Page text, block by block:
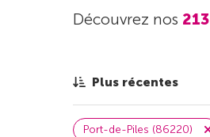
Découvrez nos 213
Plus récentes
Port-de-Piles (86220)